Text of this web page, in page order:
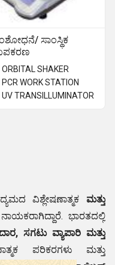
ಸಾಂಸ್ಥಿಕ
ORBITAL SHAKER
PCR WORK STATION
UV TRANSILLUMINATOR
ವಿಶ್ಲೇಷಣಾತ್ಮಕ ಮತ್ತು
ಭಾರತದಲ್ಲಿ
ಸಗಟು ವ್ಯಾಪಾರಿ ಮತ್ತು
ಪರಿಕರಗಳು ಮತ್ತು